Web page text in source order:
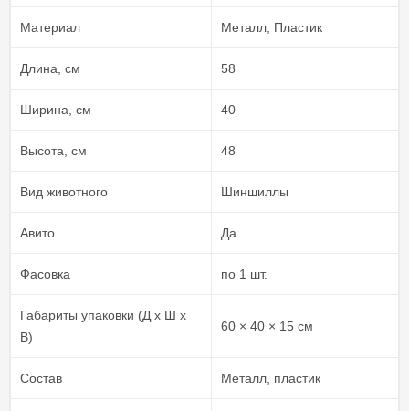
Материал Металл, Пластик
Длина, см 58
Ширина, см 40
Высота, см 48
Вид животного Шиншиллы
Авито Да
Фасовка по 1 шт.
Габариты упаковки (Д х Ш х
В)
60 × 40 × 15 см
Состав Металл, пластик